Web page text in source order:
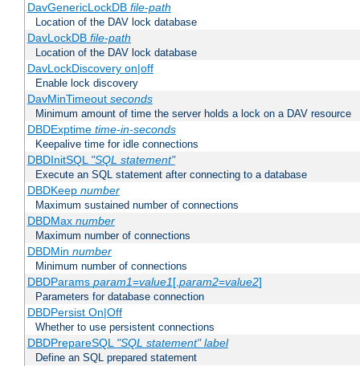
DavGenericLockDB file-path
Location of the DAV lock database
DavLockDB file-path
Location of the DAV lock database
DavLockDiscovery on|off
Enable lock discovery
DavMinTimeout seconds
Minimum amount of time the server holds a lock on a DAV resource
DBDExptime time-in-seconds
Keepalive time for idle connections
DBDInitSQL "SQL statement"
Execute an SQL statement after connecting to a database
DBDKeep number
Maximum sustained number of connections
DBDMax number
Maximum number of connections
DBDMin number
Minimum number of connections
DBDParams param1=value1[,param2=value2]
Parameters for database connection
DBDPersist On|Off
Whether to use persistent connections
DBDPrepareSQL "SQL statement" label
Define an SQL prepared statement